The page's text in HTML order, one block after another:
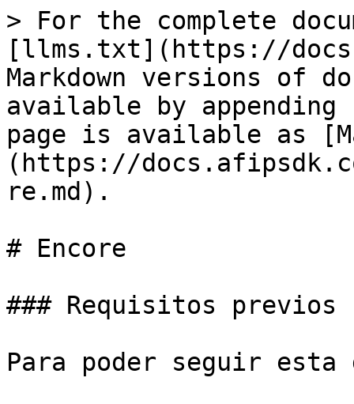
> For the complete
[llms.txt](https://
Markdown versions of
available by
page is available as
(https://
re.md).
# Encore
### Requisitos previos
Para poder seguir